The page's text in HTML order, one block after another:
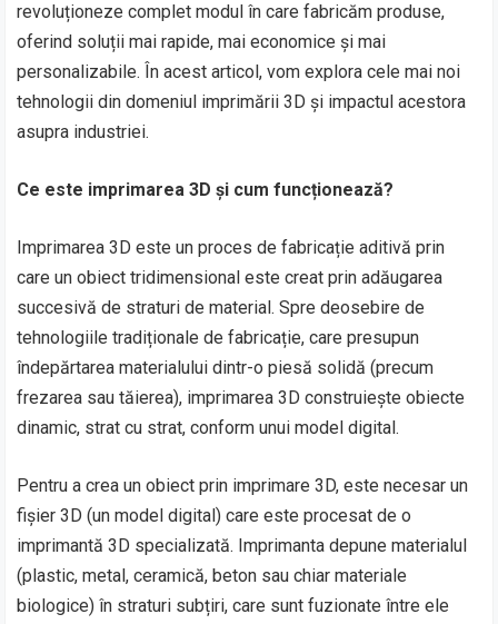
revoluționeze complet modul în care fabricăm produse,
oferind soluții mai rapide, mai economice și mai
personalizabile. În acest articol, vom explora cele mai noi
tehnologii din domeniul imprimării 3D și impactul acestora
asupra industriei.
Ce este imprimarea 3D și cum funcționează?
Imprimarea 3D este un proces de fabricație aditivă prin
care un obiect tridimensional este creat prin adăugarea
succesivă de straturi de material. Spre deosebire de
tehnologiile tradiționale de fabricație, care presupun
îndepărtarea materialului dintr-o piesă solidă (precum
frezarea sau tăierea), imprimarea 3D construiește obiecte
dinamic, strat cu strat, conform unui model digital.
Pentru a crea un obiect prin imprimare 3D, este necesar un
fișier 3D (un model digital) care este procesat de o
imprimantă 3D specializată. Imprimanta depune materialul
(plastic, metal, ceramică, beton sau chiar materiale
biologice) în straturi subțiri, care sunt fuzionate între ele